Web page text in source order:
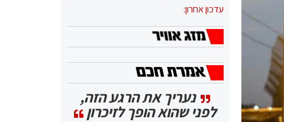
עדכון אחרון:
נעריך את הרגע הזה,
לפני שהוא הופך לזיכרון